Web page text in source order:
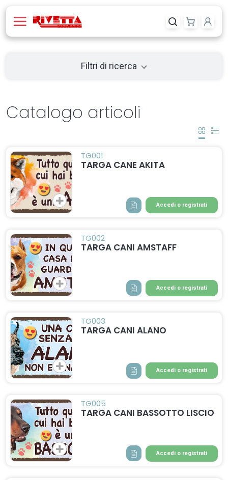
Filtri di ricerca
Catalogo articoli
TG001
TARGA CANE AKITA
Accedi o registrati
TG002
TARGA CANI AMSTAFF
Accedi o registrati
TG003
TARGA CANI ALANO
Accedi o registrati
TG005
TARGA CANI BASSOTTO LISCIO
Accedi o registrati